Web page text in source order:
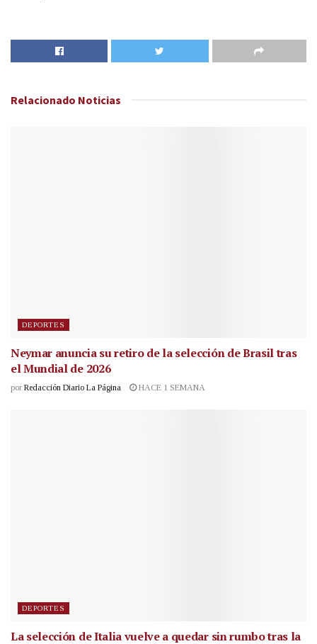
Relacionado Noticias
DEPORTES
Neymar anuncia su retiro de la selección de Brasil tras
el Mundial de 2026
por Redacción Diario La Página HACE 1 SEMANA
DEPORTES
La selección de Italia vuelve a quedar sin rumbo tras la